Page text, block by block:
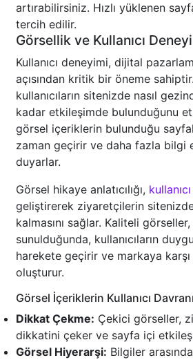
artırabilirsiniz. Hızlı yüklenen
tercih edilir.
Görsellik ve Kullanıcı
Kullanıcı deneyimi, dijital
açısından kritik bir öneme
kullanıcıların sitenizde nasıl
kadar etkileşimde bulunduğunu
görsel içeriklerin bulunduğu
zaman geçirir ve daha fazla bilgi
duyarlar.
Görsel hikaye anlatıcılığı,
geliştirerek ziyaretçilerin
kalmasını sağlar. Kaliteli
sunulduğunda, kullanıcıların
harekete geçirir ve markaya
oluşturur.
Görsel İçeriklerin Kullanıcı
Dikkat Çekme: Çekici görseller,
dikkatini çeker ve sayfa içi
Görsel Hiyerarşi: Bilgiler